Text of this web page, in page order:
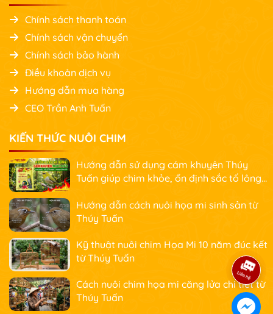
Chính sách thanh toán
Chính sách vận chuyển
Chính sách bảo hành
Điều khoản dịch vụ
Hướng dẫn mua hàng
CEO Trần Anh Tuấn
KIẾN THỨC NUÔI CHIM
Hướng dẫn sử dụng cám khuyên Thúy
Tuấn giúp chim khỏe, ổn định sắc tố lông
Hướng dẫn cách nuôi họa mi sinh sản từ
Thúy Tuấn
Kỹ thuật nuôi chim Họa Mi 10 năm đúc kết
từ Thúy Tuấn
Cách nuôi chim họa mi căng lửa chi tiết từ
Thúy Tuấn